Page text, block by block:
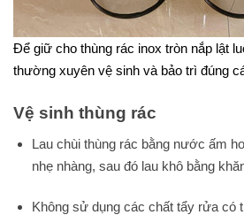
Để giữ cho thùng rác inox tròn nắp lật
thường xuyên vệ sinh và bảo trì đúng
Vệ sinh thùng rác
Lau chùi thùng rác bằng nước ấm
nhẹ nhàng, sau đó lau khô bằng
Không sử dụng các chất tẩy rửa có